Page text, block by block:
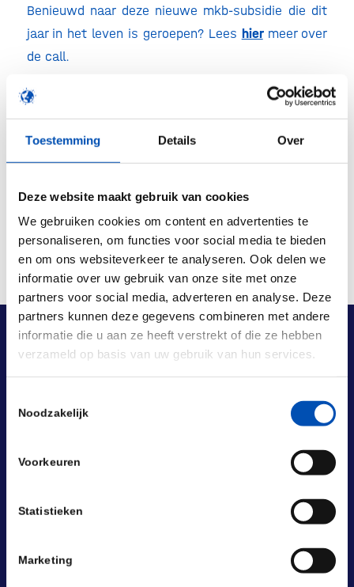
Toestemming Details Over
Deze website maakt gebruik van cookies
We gebruiken cookies om content en advertenties te
personaliseren, om functies voor social media te bieden
en om ons websiteverkeer te analyseren. Ook delen we
informatie over uw gebruik van onze site met onze
partners voor social media, adverteren en analyse. Deze
partners kunnen deze gegevens combineren met andere
informatie die u aan ze heeft verstrekt of die ze hebben
verzameld op basis van uw gebruik van hun services.
Noodzakelijk
Voorkeuren
Statistieken
Marketing
Benieuwd naar deze nieuwe mkb-subsidie die dit
jaar in het leven is geroepen? Lees hier meer over
de call.
Deel dit stuk